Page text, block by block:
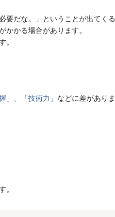
だな。」ということが出てくる
かかる場合があります。
。
」、「技術力」 などに差がありま
。